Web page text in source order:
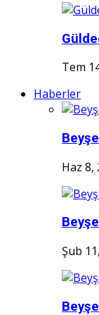
Tem
Haberler
Haz 8,
Şub